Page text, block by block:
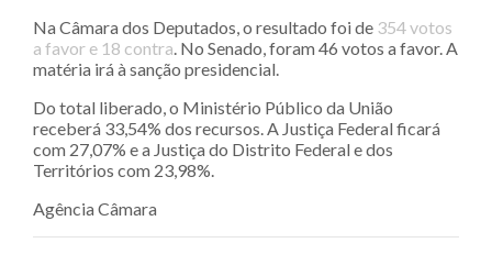
Na Câmara dos Deputados, o resultado foi de 354 votos
a favor e 18 contra . No Senado, foram 46 votos a favor. A
matéria irá à sanção presidencial.
Do total liberado, o Ministério Público da União
receberá 33,54% dos recursos. A Justiça Federal ficará
com 27,07% e a Justiça do Distrito Federal e dos
Territórios com 23,98%.
Agência Câmara